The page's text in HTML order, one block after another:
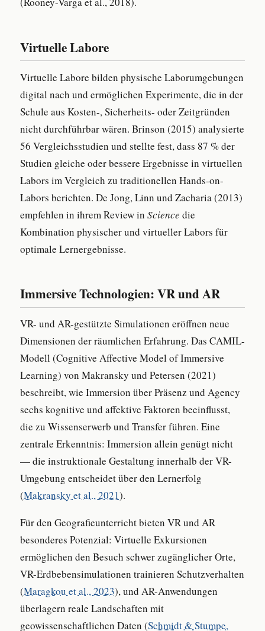
Virtuelle Labore
Virtuelle Labore bilden physische Laborumgebungen
digital nach und ermöglichen Experimente, die in der
Schule aus Kosten-, Sicherheits- oder Zeitgründen
nicht durchführbar wären. Brinson (2015) analysierte
56 Vergleichsstudien und stellte fest, dass 87 % der
Studien gleiche oder bessere Ergebnisse in virtuellen
Labors im Vergleich zu traditionellen Hands-on-
Labors berichten. De Jong, Linn und Zacharia (2013)
empfehlen in ihrem Review in Science die
Kombination physischer und virtueller Labors für
optimale Lernergebnisse.
Immersive Technologien: VR und AR
VR- und AR-gestützte Simulationen eröffnen neue
Dimensionen der räumlichen Erfahrung. Das CAMIL-
Modell (Cognitive Affective Model of Immersive
Learning) von Makransky und Petersen (2021)
beschreibt, wie Immersion über Präsenz und Agency
sechs kognitive und affektive Faktoren beeinflusst,
die zu Wissenserwerb und Transfer führen. Eine
zentrale Erkenntnis: Immersion allein genügt nicht
— die instruktionale Gestaltung innerhalb der VR-
Umgebung entscheidet über den Lernerfolg
(Makransky et al., 2021).
Für den Geografieunterricht bieten VR und AR
besonderes Potenzial: Virtuelle Exkursionen
ermöglichen den Besuch schwer zugänglicher Orte,
VR-Erdbebensimulationen trainieren Schutzverhalten
(Maragkou et al., 2023), und AR-Anwendungen
überlagern reale Landschaften mit
geowissenschaftlichen Daten (Schmidt & Stumpe,